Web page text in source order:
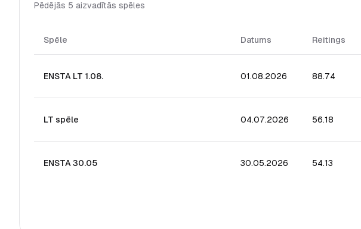
Pēdējās 5 aizvadītās spēles
Spēle Datums Reitings
ENSTA LT 1.08. 01.08.2026 88.74
LT spēle 04.07.2026 56.18
ENSTA 30.05 30.05.2026 54.13